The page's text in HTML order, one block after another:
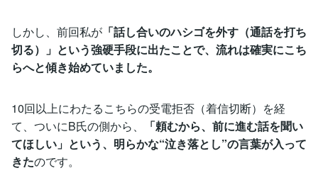
しかし、前回私が 「話し合いのハシゴを外す（通話を打ち
切る）」という強硬手段に出たことで、流れは確実にこち
らへと傾き始めていました。
10回以上にわたるこちらの受電拒否（着信切断）を経
て、ついにB氏の側から、
「頼むから、前に進む話を聞い
てほしい」という、明らかな“泣き落とし”の言葉が入って
きたのです。